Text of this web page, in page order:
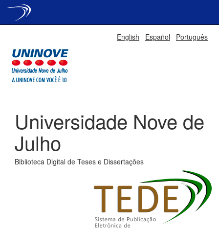
English Español Português
Universidade Nove de
Julho
Biblioteca Digital de Teses e Dissertações